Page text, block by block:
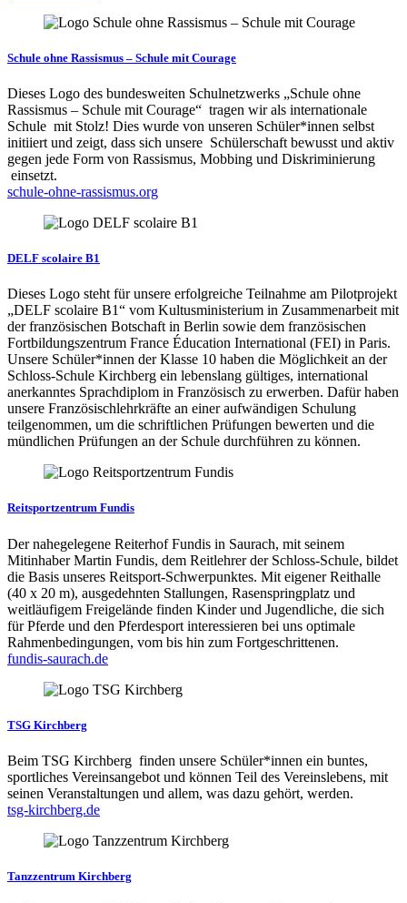
Schule ohne Rassismus – Schule mit Courage
Dieses Logo des bundesweiten Schulnetzwerks „Schule ohne
Rassismus – Schule mit Courage“ tragen wir als internationale
Schule mit Stolz! Dies wurde von unseren Schüler*innen selbst
initiiert und zeigt, dass sich unsere Schülerschaft bewusst und aktiv
gegen jede Form von Rassismus, Mobbing und Diskriminierung
einsetzt.
schule-ohne-rassismus.org
DELF scolaire B1
Dieses Logo steht für unsere erfolgreiche Teilnahme am Pilotprojekt
„DELF scolaire B1“ vom Kultusministerium in Zusammenarbeit mit
der französischen Botschaft in Berlin sowie dem französischen
Fortbildungszentrum France Éducation International (FEI) in Paris.
Unsere Schüler*innen der Klasse 10 haben die Möglichkeit an der
Schloss-Schule Kirchberg ein lebenslang gültiges, international
anerkanntes Sprachdiplom in Französisch zu erwerben. Dafür haben
unsere Französischlehrkräfte an einer aufwändigen Schulung
teilgenommen, um die schriftlichen Prüfungen bewerten und die
mündlichen Prüfungen an der Schule durchführen zu können.
Reitsportzentrum Fundis
Der nahegelegene Reiterhof Fundis in Saurach, mit seinem
Mitinhaber Martin Fundis, dem Reitlehrer der Schloss-Schule, bildet
die Basis unseres Reitsport-Schwerpunktes. Mit eigener Reithalle
(40 x 20 m), ausgedehnten Stallungen, Rasenspringplatz und
weitläufigem Freigelände finden Kinder und Jugendliche, die sich
für Pferde und den Pferdesport interessieren bei uns optimale
Rahmenbedingungen, vom bis hin zum Fortgeschrittenen.
fundis-saurach.de
TSG Kirchberg
Beim TSG Kirchberg finden unsere Schüler*innen ein buntes,
sportliches Vereinsangebot und können Teil des Vereinslebens, mit
seinen Veranstaltungen und allem, was dazu gehört, werden.
tsg-kirchberg.de
Tanzzentrum Kirchberg